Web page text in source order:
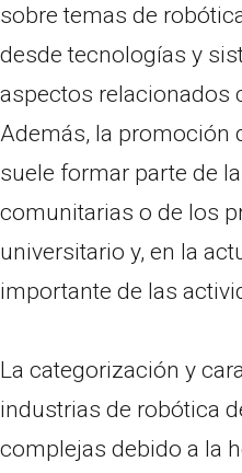
sobre temas de
desde tecnologías y
aspectos relacionados
Además, la promoción
suele formar parte de
comunitarias o de los
universitario y, en la
importante de las
La categorización y
industrias de robótica
complejas debido a la